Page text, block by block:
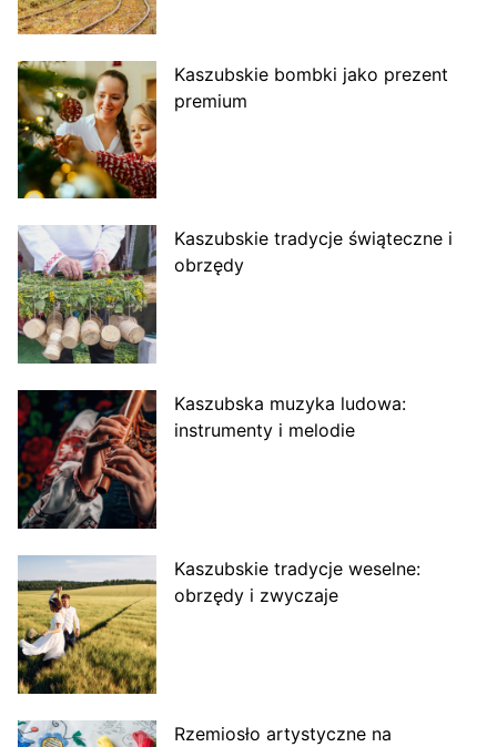
Kaszubskie bombki jako prezent
premium
Kaszubskie tradycje świąteczne i
obrzędy
Kaszubska muzyka ludowa:
instrumenty i melodie
Kaszubskie tradycje weselne:
obrzędy i zwyczaje
Rzemiosło artystyczne na